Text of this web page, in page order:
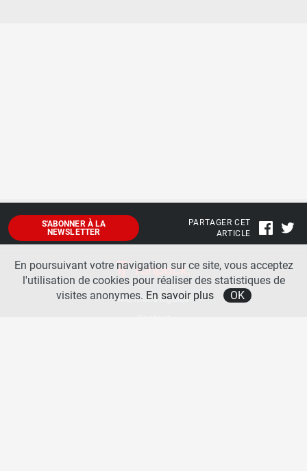
S'ABONNER À LA
NEWSLETTER
PARTAGER CET
ARTICLE
Mentions légales
En poursuivant votre navigation sur ce site, vous acceptez
l'utilisation de cookies pour réaliser des statistiques de
visites anonymes. En savoir plus OK